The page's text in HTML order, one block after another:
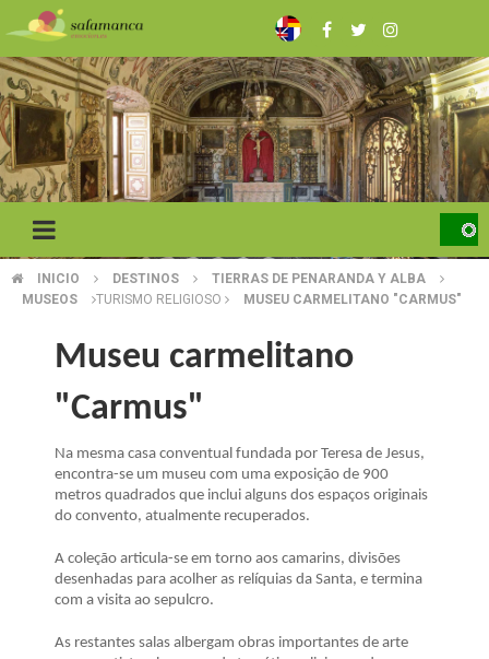
to
main
content
BREADCRUMB
INICIO DESTINOS
TIERRAS DE PENARANDA Y ALBA
MUSEOS
TURISMO RELIGIOSO MUSEU CARMELITANO "CARMUS"
Museu carmelitano
"Carmus"
Na mesma casa conventual fundada por Teresa de Jesus,
encontra-se um museu com uma exposição de 900
metros quadrados que inclui alguns dos espaços originais
do convento, atualmente recuperados.
A coleção articula-se em torno aos camarins, divisões
desenhadas para acolher as relíquias da Santa, e termina
com a visita ao sepulcro.
As restantes salas albergam obras importantes de arte